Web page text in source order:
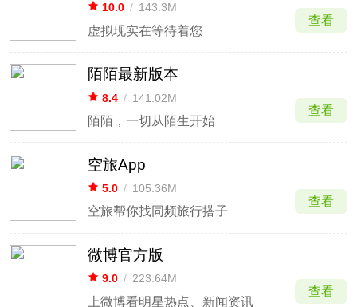
10.0 / 143.3M
虚拟现实在等待着您
查看
陌陌最新版本
8.4 / 141.02M
陌陌，一切从陌生开始
查看
空旅App
5.0 / 105.36M
空旅帮你找同频旅行搭子
查看
微博官方版
9.0 / 223.64M
上微博看明星热点、新闻资讯
查看